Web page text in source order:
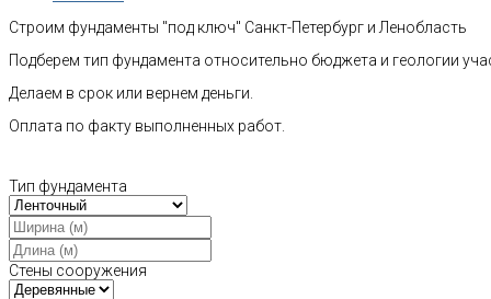
Строим фундаменты "под ключ" Санкт-Петербург и Ленобласть
Подберем тип фундамента относительно бюджета и геологии
Делаем в срок или вернем деньги.
Оплата по факту выполненных работ.
Тип фундамента
Стены сооружения